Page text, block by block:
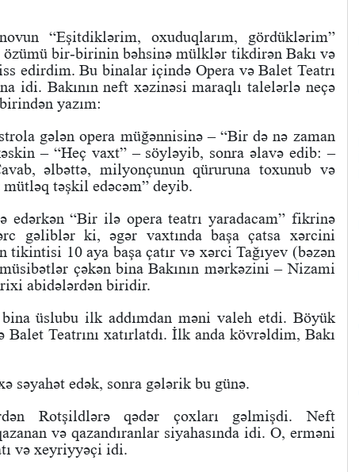
“Eşitdiklərim, oxuduqlarım, gördüklərim”
özümü bir-birinin bəhsinə mülklər tikdirən Bakı və
edirdim. Bu binalar içində Opera və Balet Teatrı
idi. Bakının neft xəzinəsi maraqlı talelərlə neçə
yazım:
gələn opera müğənnisinə – “Bir də nə zaman
– “Heç vaxt” – söyləyib, sonra əlavə edib: –
əlbəttə, milyonçunun qüruruna toxunub və
təşkil edəcəm” deyib.
edərkən “Bir ilə opera teatrı yaradacam” fikrinə
gəliblər ki, əgər vaxtında başa çatsa xərcini
tikintisi 10 aya başa çatır və xərci Tağıyev (bəzən
çəkən bina Bakının mərkəzini – Nizami
abidələrdən biridir.
üslubu ilk addımdan məni valeh etdi. Böyük
Balet Teatrını xatırlatdı. İlk anda kövrəldim, Bakı
səyahət edək, sonra gələrik bu günə.
Rotşildlərə qədər çoxları gəlmişdi. Neft
və qazandıranlar siyahasında idi. O, erməni
və xeyriyyəçi idi.